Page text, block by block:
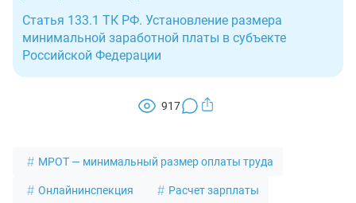
Статья 133.1 ТК РФ. Установление размера
минимальной заработной платы в субъекте
Российской Федерации
917
МРОТ — минимальный размер оплаты труда
Онлайнинспекция Расчет зарплаты